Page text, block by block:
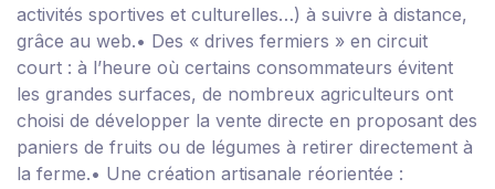
activités sportives et culturelles…) à suivre à distance,
grâce au web.• Des « drives fermiers » en circuit
court : à l’heure où certains consommateurs évitent
les grandes surfaces, de nombreux agriculteurs ont
choisi de développer la vente directe en proposant des
paniers de fruits ou de légumes à retirer directement à
la ferme.• Une création artisanale réorientée :